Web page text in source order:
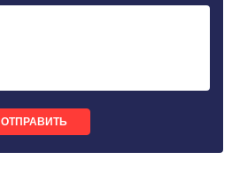
ОТПРАВИТЬ